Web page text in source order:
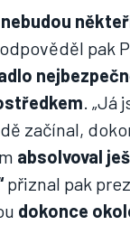
nebudou
pak
. „Já
začínal,
absolvoval
přiznal pak
dokonce